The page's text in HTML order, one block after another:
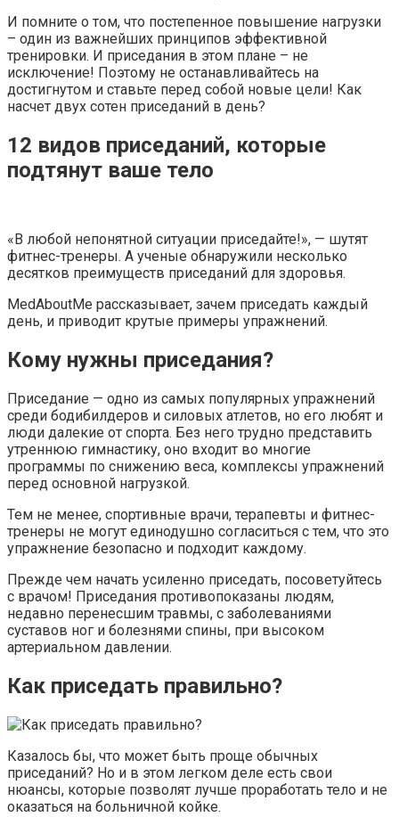
И помните о том, что постепенное повышение нагрузки
– один из важнейших принципов эффективной
тренировки. И приседания в этом плане – не
исключение! Поэтому не останавливайтесь на
достигнутом и ставьте перед собой новые цели! Как
насчет двух сотен приседаний в день?
12 видов приседаний, которые
подтянут ваше тело
«В любой непонятной ситуации приседайте!», — шутят
фитнес-тренеры. А ученые обнаружили несколько
десятков преимуществ приседаний для здоровья.
MedAboutMe рассказывает, зачем приседать каждый
день, и приводит крутые примеры упражнений.
Кому нужны приседания?
Приседание — одно из самых популярных упражнений
среди бодибилдеров и силовых атлетов, но его любят и
люди далекие от спорта. Без него трудно представить
утреннюю гимнастику, оно входит во многие
программы по снижению веса, комплексы упражнений
перед основной нагрузкой.
Тем не менее, спортивные врачи, терапевты и фитнес-
тренеры не могут единодушно согласиться с тем, что это
упражнение безопасно и подходит каждому.
Прежде чем начать усиленно приседать, посоветуйтесь
с врачом! Приседания противопоказаны людям,
недавно перенесшим травмы, с заболеваниями
суставов ног и болезнями спины, при высоком
артериальном давлении.
Как приседать правильно?
Казалось бы, что может быть проще обычных
приседаний? Но и в этом легком деле есть свои
нюансы, которые позволят лучше проработать тело и не
оказаться на больничной койке.